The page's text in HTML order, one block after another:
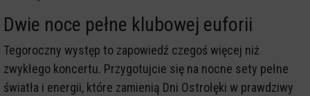
Dwie noce pełne klubowej euforii
Tegoroczny występ to zapowiedź czegoś więcej niż
zwykłego koncertu. Przygotujcie się na nocne sety pełne
światła i energii, które zamienią Dni Ostrołęki w prawdziwy